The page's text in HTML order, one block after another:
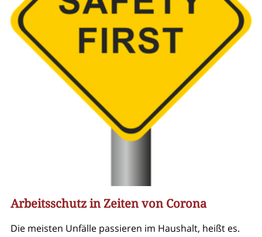
Arbeitsschutz in Zeiten von Corona
Die meisten Unfälle passieren im Haushalt, heißt es.